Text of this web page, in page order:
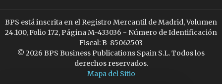
BPS está inscrita en el Registro Mercantil de Madrid, Volumen
24.100, Folio 172, Página M-433036 - Número de Identificación
Fiscal: B-85062503
© 2026 BPS Business Publications Spain S.L. Todos los
derechos reservados.
Mapa del Sitio